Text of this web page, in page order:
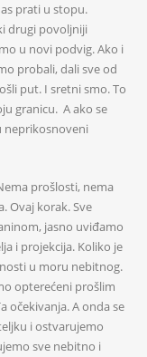
prati u stopu.
drugi povoljniji
u novi podvig. Ako i
probali, dali sve od
put. I sretni smo. To
granicu. A ako se
neprikosnoveni
prošlosti, nema
Ovaj korak. Sve
jasno uviđamo
i projekcija. Koliko je
u moru nebitnog.
opterećeni prošlim
očekivanja. A onda se
i ostvarujemo
sve nebitno i